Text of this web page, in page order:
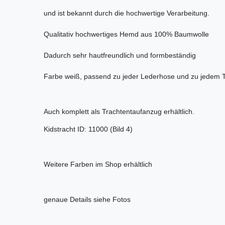
und ist bekannt durch die hochwertige Verarbeitung.
Qualitativ hochwertiges Hemd aus 100% Baumwolle
Dadurch sehr hautfreundlich und formbeständig
Farbe weiß, passend zu jeder Lederhose und zu jedem
Auch komplett als Trachtentaufanzug erhältlich.
Kidstracht ID: 11000 (Bild 4)
Weitere Farben im Shop erhältlich
genaue Details siehe Fotos